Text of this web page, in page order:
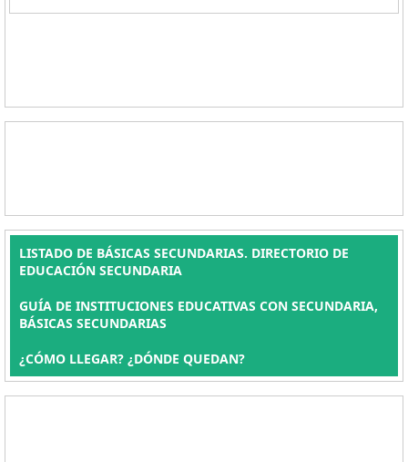
LISTADO DE BÁSICAS SECUNDARIAS. DIRECTORIO DE
EDUCACIÓN SECUNDARIA
GUÍA DE INSTITUCIONES EDUCATIVAS CON SECUNDARIA,
BÁSICAS SECUNDARIAS
¿CÓMO LLEGAR? ¿DÓNDE QUEDAN?